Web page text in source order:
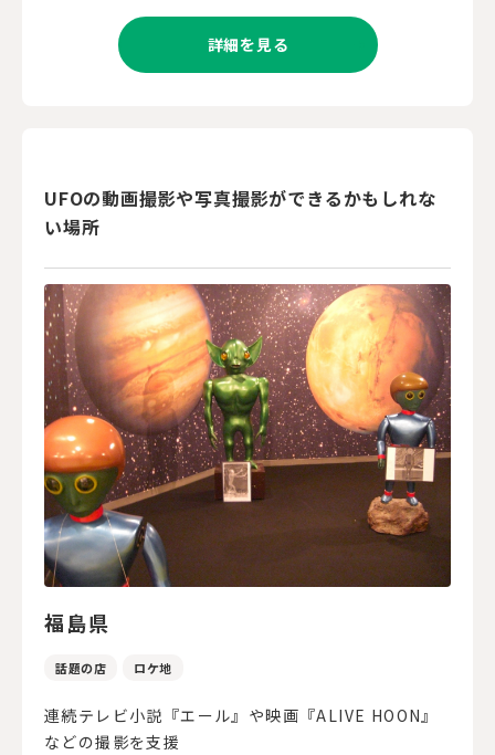
詳細を見る
UFOの動画撮影や写真撮影ができるかもしれな
い場所
福島県
話題の店 ロケ地
連続テレビ小説『エール』や映画『ALIVE HOON』
などの撮影を支援